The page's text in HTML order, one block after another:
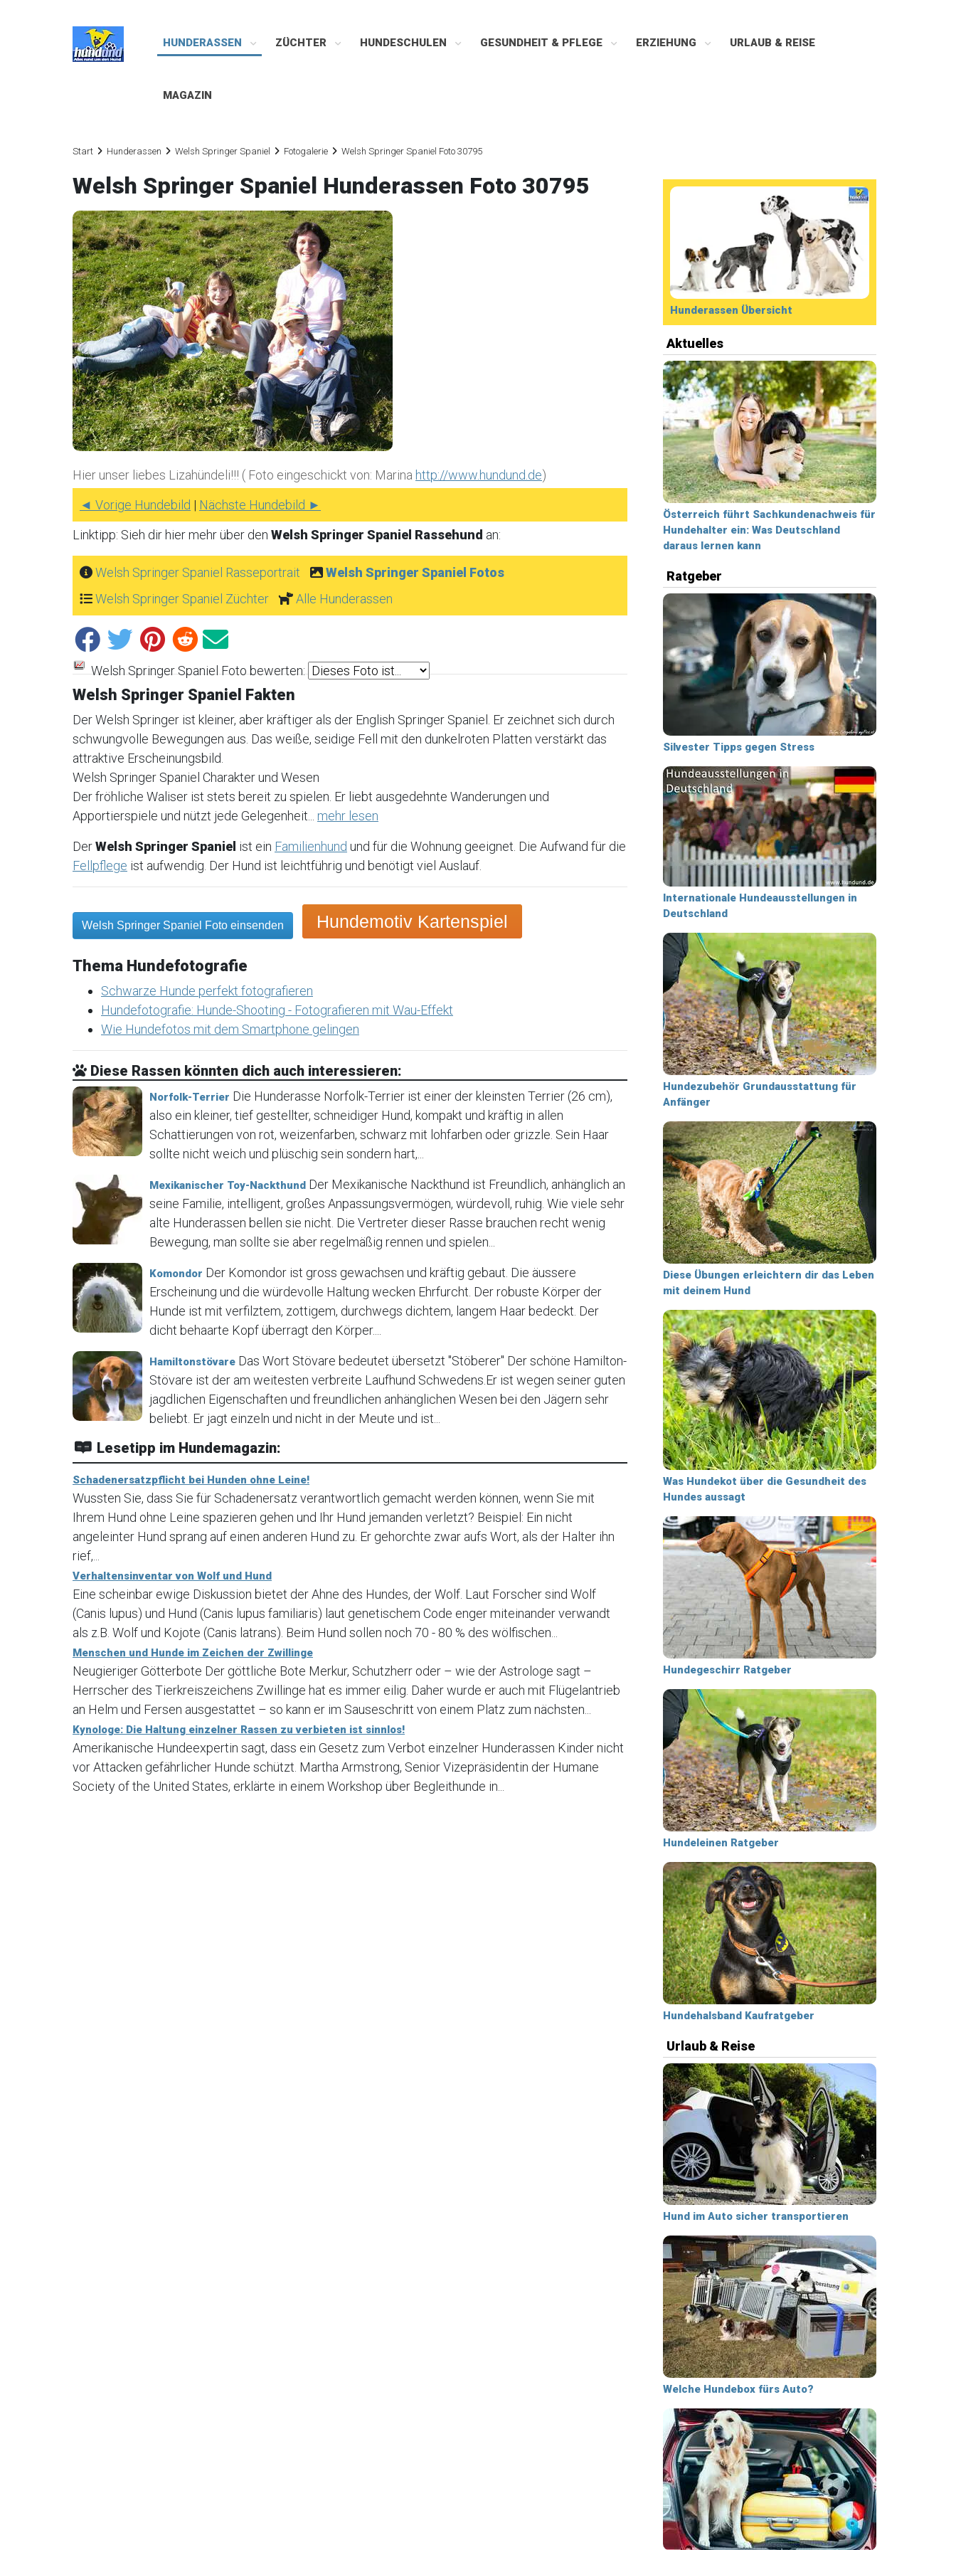
HUNDERASSEN ZÜCHTER HUNDESCHULEN GESUNDHEIT & PFLEGE ERZIEHUNG URLAUB & REISE
MAGAZIN
Start Hunderassen Welsh Springer Spaniel Fotogalerie Welsh Springer Spaniel Foto 30795
Welsh Springer Spaniel Hunderassen Foto 30795
Hier unser liebes Lizahündeli!!! ( Foto eingeschickt von: Marina http://www.hundund.de)
◄ Vorige Hundebild | Nächste Hundebild ►
Linktipp: Sieh dir hier mehr über den Welsh Springer Spaniel Rassehund an:
Welsh Springer Spaniel Rasseportrait
Welsh Springer Spaniel Fotos
Welsh Springer Spaniel Züchter
Alle Hunderassen
Welsh Springer Spaniel Foto bewerten:
Welsh Springer Spaniel Fakten
Der Welsh Springer ist kleiner, aber kräftiger als der English Springer Spaniel. Er zeichnet sich durch
schwungvolle Bewegungen aus. Das weiße, seidige Fell mit den dunkelroten Platten verstärkt das
attraktive Erscheinungsbild.
Welsh Springer Spaniel Charakter und Wesen
Der fröhliche Waliser ist stets bereit zu spielen. Er liebt ausgedehnte Wanderungen und
Apportierspiele und nützt jede Gelegenheit... mehr lesen
DerWelsh Springer Spaniel ist ein Familienhund und für die Wohnung geeignet. Die Aufwand für die
Fellpflege ist aufwendig. Der Hund ist leichtführig und benötigt viel Auslauf.
Welsh Springer Spaniel Foto einsenden Hundemotiv Kartenspiel
Thema Hundefotografie
Schwarze Hunde perfekt fotografieren
Hundefotografie: Hunde-Shooting - Fotografieren mit Wau-Effekt
Wie Hundefotos mit dem Smartphone gelingen
Diese Rassen könnten dich auch interessieren:
Norfolk-Terrier Die Hunderasse Norfolk-Terrier ist einer der kleinsten Terrier (26 cm),
also ein kleiner, tief gestellter, schneidiger Hund, kompakt und kräftig in allen
Schattierungen von rot, weizenfarben, schwarz mit lohfarben oder grizzle. Sein Haar
sollte nicht weich und plüschig sein sondern hart,...
Mexikanischer Toy-Nackthund Der Mexikanische Nackthund ist Freundlich, anhänglich an
seine Familie, intelligent, großes Anpassungsvermögen, würdevoll, ruhig. Wie viele sehr
alte Hunderassen bellen sie nicht. Die Vertreter dieser Rasse brauchen recht wenig
Bewegung, man sollte sie aber regelmäßig rennen und spielen...
Komondor Der Komondor ist gross gewachsen und kräftig gebaut. Die äussere
Erscheinung und die würdevolle Haltung wecken Ehrfurcht. Der robuste Körper der
Hunde ist mit verfilztem, zottigem, durchwegs dichtem, langem Haar bedeckt. Der
dicht behaarte Kopf überragt den Körper....
Hamiltonstövare Das Wort Stövare bedeutet übersetzt "Stöberer" Der schöne Hamilton-
Stövare ist der am weitesten verbreite Laufhund Schwedens.Er ist wegen seiner guten
jagdlichen Eigenschaften und freundlichen anhänglichen Wesen bei den Jägern sehr
beliebt. Er jagt einzeln und nicht in der Meute und ist...
Lesetipp im Hundemagazin:
Schadenersatzpflicht bei Hunden ohne Leine!
Wussten Sie, dass Sie für Schadenersatz verantwortlich gemacht werden können, wenn Sie mit
Ihrem Hund ohne Leine spazieren gehen und Ihr Hund jemanden verletzt? Beispiel: Ein nicht
angeleinter Hund sprang auf einen anderen Hund zu. Er gehorchte zwar aufs Wort, als der Halter ihn
rief,...
Verhaltensinventar von Wolf und Hund
Eine scheinbar ewige Diskussion bietet der Ahne des Hundes, der Wolf. Laut Forscher sind Wolf
(Canis lupus) und Hund (Canis lupus familiaris) laut genetischem Code enger miteinander verwandt
als z.B. Wolf und Kojote (Canis latrans). Beim Hund sollen noch 70 - 80 % des wölfischen...
Menschen und Hunde im Zeichen der Zwillinge
Neugieriger Götterbote Der göttliche Bote Merkur, Schutzherr oder – wie der Astrologe sagt –
Herrscher des Tierkreiszeichens Zwillinge hat es immer eilig. Daher wurde er auch mit Flügelantrieb
an Helm und Fersen ausgestattet – so kann er im Sauseschritt von einem Platz zum nächsten...
Kynologe: Die Haltung einzelner Rassen zu verbieten ist sinnlos!
Amerikanische Hundeexpertin sagt, dass ein Gesetz zum Verbot einzelner Hunderassen Kinder nicht
vor Attacken gefährlicher Hunde schützt. Martha Armstrong, Senior Vizepräsidentin der Humane
Society of the United States, erklärte in einem Workshop über Begleithunde in...
Hunderassen Übersicht
Aktuelles
Österreich führt Sachkundenachweis für
Hundehalter ein: Was Deutschland
daraus lernen kann
Ratgeber
Silvester Tipps gegen Stress
Internationale Hundeausstellungen in
Deutschland
Hundezubehör Grundausstattung für
Anfänger
Diese Übungen erleichtern dir das Leben
mit deinem Hund
Was Hundekot über die Gesundheit des
Hundes aussagt
Hundegeschirr Ratgeber
Hundeleinen Ratgeber
Hundehalsband Kaufratgeber
Urlaub & Reise
Hund im Auto sicher transportieren
Welche Hundebox fürs Auto?